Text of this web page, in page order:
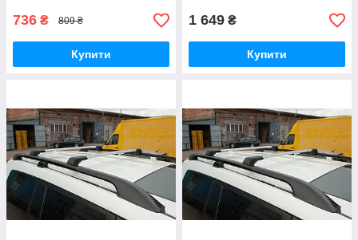
736 ₴ 809 ₴
Купити
1 649 ₴
Купити